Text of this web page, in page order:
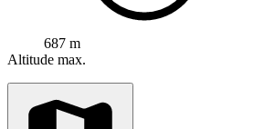
687 m
Altitude max.